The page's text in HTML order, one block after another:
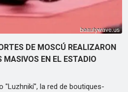
DE MOSCÚ REALIZARON
MASIVOS EN EL ESTADIO
"Luzhnikí", la red de boutiques-